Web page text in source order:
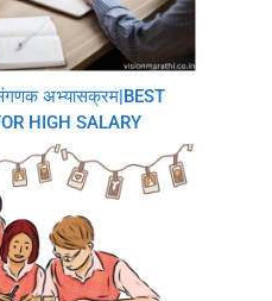
संगणक अभ्यासक्रम|BEST
HIGH SALARY